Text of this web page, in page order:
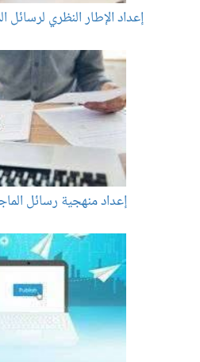
إعداد الإطار النظري لرسائل
إعداد منهجية رسائل